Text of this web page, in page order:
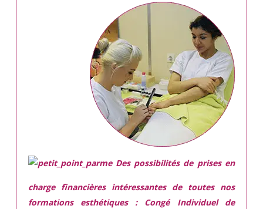
Des possibilités de prises en
charge financières intéressantes de toutes nos
formations esthétiques :Congé Individuel de